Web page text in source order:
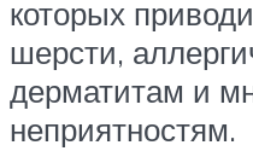
которых
шерсти,
дерматитам и
неприятностям.